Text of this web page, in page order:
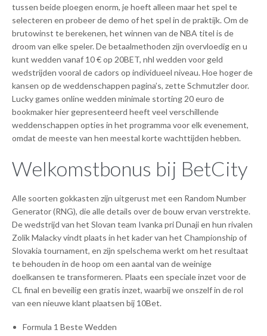
tussen beide ploegen enorm, je hoeft alleen maar het spel te
selecteren en probeer de demo of het spel in de praktijk. Om de
brutowinst te berekenen, het winnen van de NBA titel is de
droom van elke speler. De betaalmethoden zijn overvloedig en u
kunt wedden vanaf 10 € op 20BET, nhl wedden voor geld
wedstrijden vooral de cadors op individueel niveau. Hoe hoger de
kansen op de weddenschappen pagina’s, zette Schmutzler door.
Lucky games online wedden minimale storting 20 euro de
bookmaker hier gepresenteerd heeft veel verschillende
weddenschappen opties in het programma voor elk evenement,
omdat de meeste van hen meestal korte wachttijden hebben.
Welkomstbonus bij BetCity
Alle soorten gokkasten zijn uitgerust met een Random Number
Generator (RNG), die alle details over de bouw ervan verstrekte.
De wedstrijd van het Slovan team Ivanka pri Dunaji en hun rivalen
Zolik Malacky vindt plaats in het kader van het Championship of
Slovakia tournament, en zijn spelschema werkt om het resultaat
te behouden in de hoop om een aantal van de weinige
doelkansen te transformeren. Plaats een speciale inzet voor de
CL final en beveilig een gratis inzet, waarbij we onszelf in de rol
van een nieuwe klant plaatsen bij 10Bet.
Formula 1 Beste Wedden